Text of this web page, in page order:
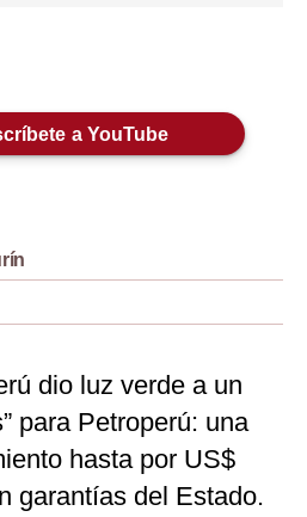
a YouTube
dio luz verde a un
para Petroperú: una
hasta por US$
garantías del Estado.